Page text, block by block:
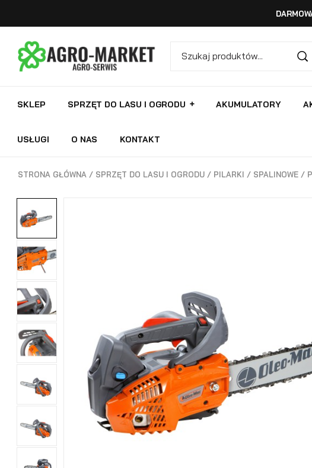
SKLEP SPRZĘT DO LASU I OGRODU AKUMULATORY
USŁUGI O NAS KONTAKT
STRONA GŁÓWNA / SPRZĘT DO LASU I OGRODU / PILARKI / SPALINOWE /